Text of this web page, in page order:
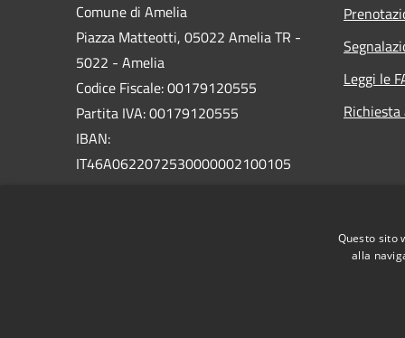
Comune di Amelia
Piazza Matteotti, 05022 Amelia TR -
5022 - Amelia
Codice Fiscale: 00179120555
Partita IVA: 00179120555
IBAN:
IT46A0622072530000002100105
Leggi le
Questo sito
alla